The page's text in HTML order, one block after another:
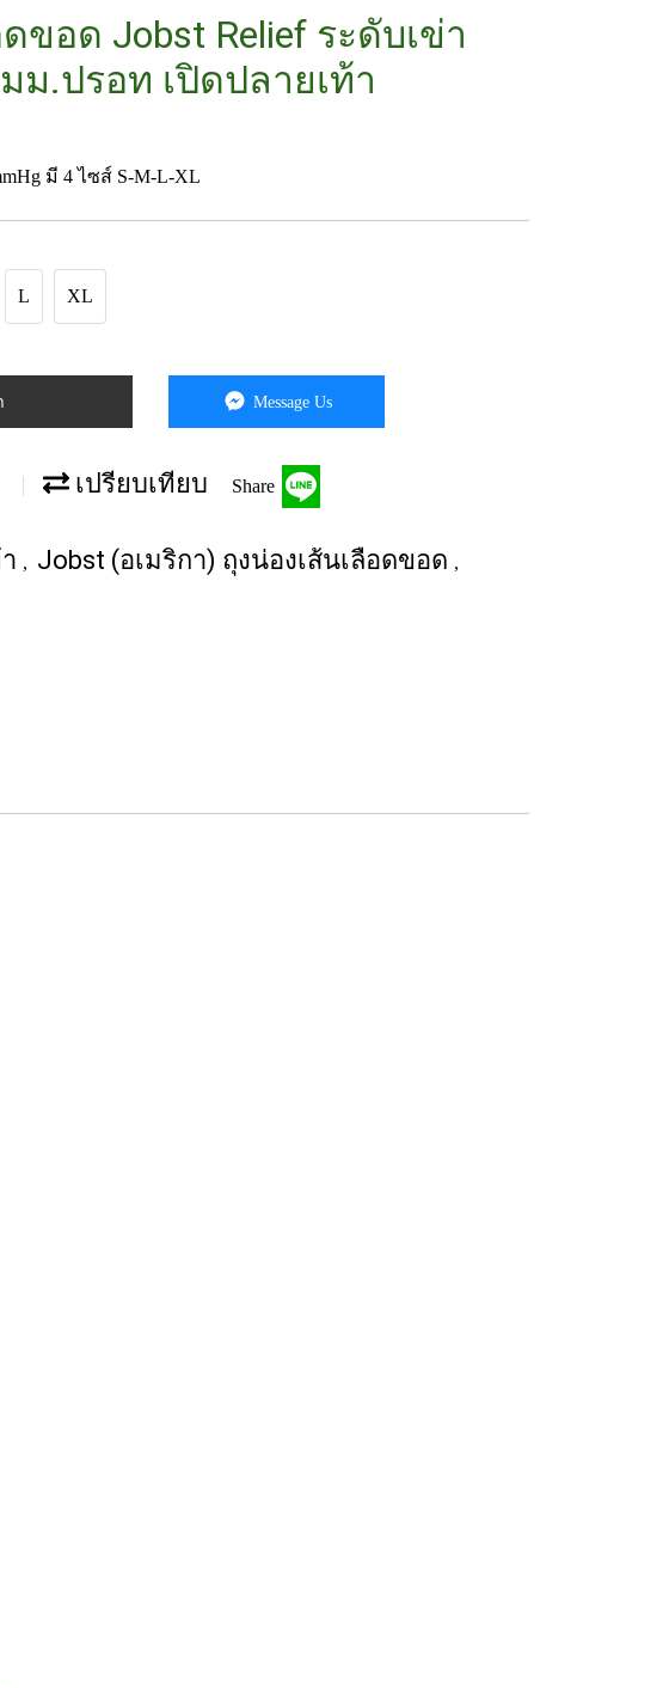
ขอด Jobst Relief ระดับเข่า
ม.ปรอท เปิดปลายเท้า
มี 4 ไซส์ S-M-L-XL
L XL
Message Us
เปรียบเทียบ Share
, Jobst (อเมริกา) ถุงน่องเส้นเลือดขอด ,